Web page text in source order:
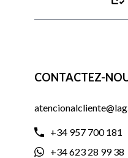
CONTACTEZ-
+34 957 700 181
+34 623 28 99 38